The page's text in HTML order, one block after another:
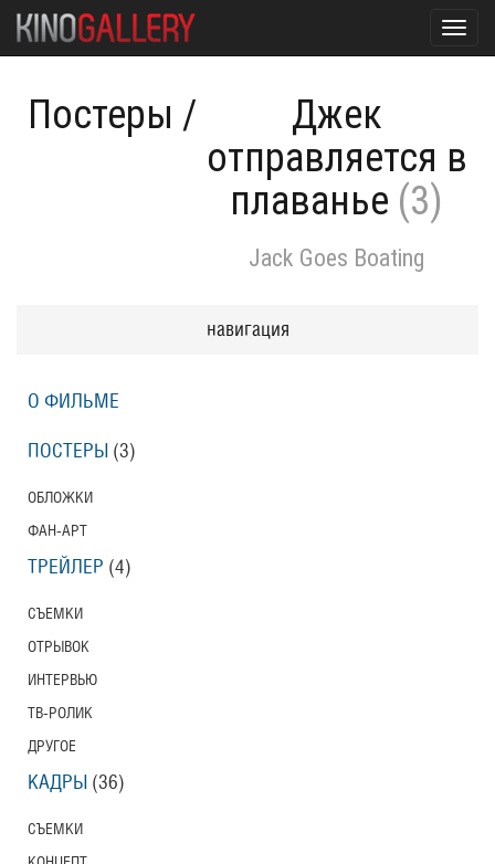
Постеры /
Джек
отправляется в
плаванье (3)
Jack Goes Boating
навигация
О ФИЛЬМЕ
ПОСТЕРЫ (3)
ОБЛОЖКИ
ФАН-АРТ
ТРЕЙЛЕР (4)
СЪЕМКИ
ОТРЫВОК
ИНТЕРВЬЮ
ТВ-РОЛИК
ДРУГОЕ
КАДРЫ (36)
СЪЕМКИ